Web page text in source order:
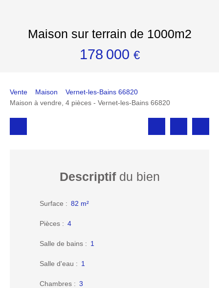
Maison sur terrain de 1000m2
178 000 €
Vente Maison
Vernet-les-Bains 66820
Maison à vendre, 4 pièces - Vernet-les-Bains 66820
Descriptifdu bien
Surface : 82 m²
Pièces : 4
Salle de bains : 1
Salle d'eau : 1
Chambres : 3